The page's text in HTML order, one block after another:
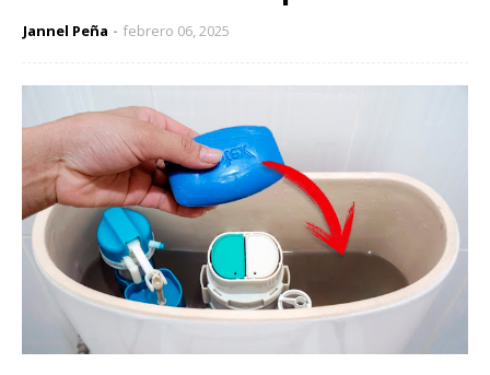
Jannel Peña febrero 06, 2025